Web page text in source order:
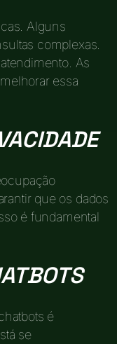
Alguns
complexas.
As
essa
que os dados
é fundamental
é
se